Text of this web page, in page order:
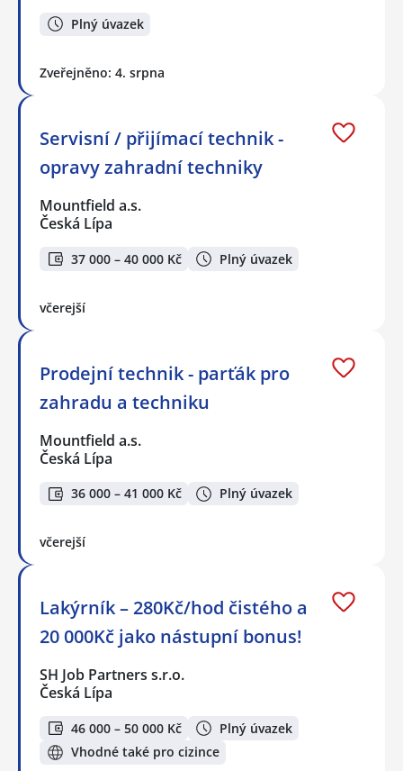
Plný úvazek
Zveřejněno: 4. srpna
Servisní / přijímací technik -
opravy zahradní techniky
Mountfield a.s.
Česká Lípa
37 000 – 40 000 Kč Plný úvazek
včerejší
Prodejní technik - parťák pro
zahradu a techniku
Mountfield a.s.
Česká Lípa
36 000 – 41 000 Kč Plný úvazek
včerejší
Lakýrník – 280Kč/hod čistého a
20 000Kč jako nástupní bonus!
SH Job Partners s.r.o.
Česká Lípa
46 000 – 50 000 Kč
Plný úvazek
Vhodné také pro cizince